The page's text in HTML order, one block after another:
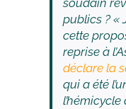
soudain
publics ? «
cette
reprise à
déclare la
qui a été
l’hémicycle